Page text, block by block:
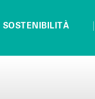
SOSTENIBILITÀ